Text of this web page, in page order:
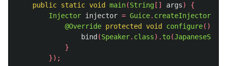
public static void main(String [] args)
{
Injector injector = Guice. createInjector
@Override protected void configure()
bind (Speaker. class). to(
}
});